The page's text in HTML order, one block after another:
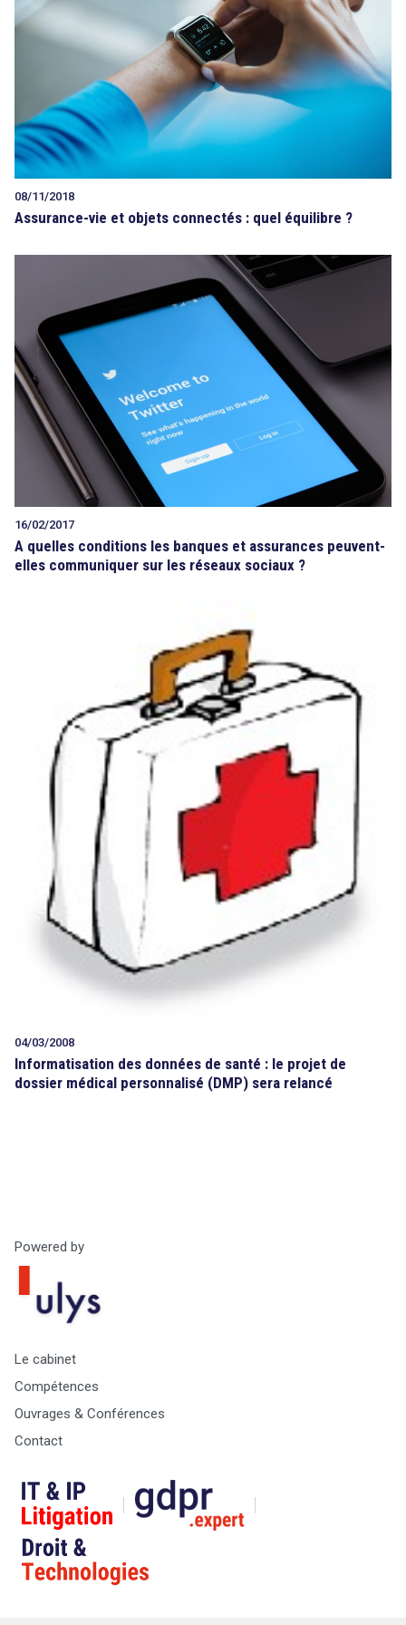
Tout sur le droit de l'innovation
Rechercher
CONTACT
08/11/2018
Assurance-vie et objets connectés : quel équilibre ?
16/02/2017
A quelles conditions les banques et assurances peuvent-
elles communiquer sur les réseaux sociaux ?
04/03/2008
Informatisation des données de santé : le projet de
dossier médical personnalisé (DMP) sera relancé
Powered by
Le cabinet
Compétences
Ouvrages & Conférences
Contact